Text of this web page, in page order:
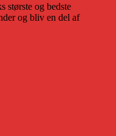
største og bedste
og bliv en del af